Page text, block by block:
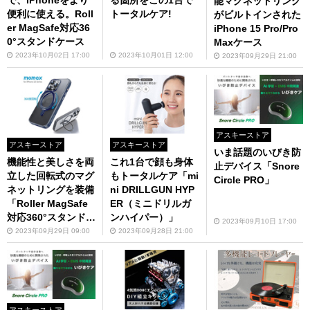
便利に使える。Roll
er MagSafe対応36
0°スタンドケース
2023年10月02日 17:00
トータルケア!
2023年10月01日 12:00
がビルトインされた
iPhone 15 Pro/Pro
Maxケース
2023年09月29日 21:00
アスキーストア
機能性と美しさを両
立した回転式のマグ
ネットリングを装備
「Roller MagSafe
対応360°スタンドケ
ース」（iPhone 15
Pro用／iPhone 15
Pro Max）
2023年09月29日 09:00
アスキーストア
これ1台で顔も身体
もトータルケア「mi
ni DRILLGUN HYP
ER（ミニドリルガ
ンハイパー）」
2023年09月28日 21:00
アスキーストア
いま話題のいびき防
止デバイス「Snore
Circle PRO」
2023年09月10日 17:00